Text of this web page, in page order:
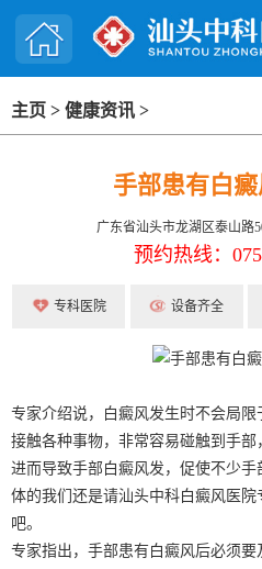
主页 > 健康资讯 >
手部患有白
广东省汕头市龙湖区泰山路
预约热线：
专科医院 设备齐全
专家介绍说，白癜风发生时不会局
接触各种事物，非常容易碰触到手部
进而导致手部白癜风发，促使不少
体的我们还是请汕头中科白癜风医
吧。
专家指出，手部患有白癜风后必须